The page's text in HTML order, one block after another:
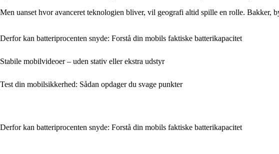
Men uanset hvor avanceret teknologien bliver, vil geografi altid spille en rolle.
Derfor kan batteriprocenten snyde: Forstå din mobils faktiske batterikapacitet
Stabile mobilvideoer – uden stativ eller ekstra udstyr
Test din mobilsikkerhed: Sådan opdager du svage punkter
Derfor kan batteriprocenten snyde: Forstå din mobils faktiske batterikapacitet